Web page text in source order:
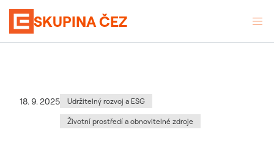
SKUPINA ČEZ
Datum zveřejnění
18. 9. 2025Kategorie:
Udržitelný rozvoj a ESG
Životní prostředí a obnovitelné zdroje